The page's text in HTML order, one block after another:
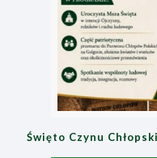
Święto Czynu